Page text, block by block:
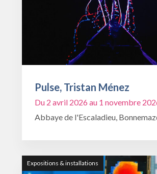
Pulse, Tristan Ménez
Du 2 avril 2026 au 1 novembre
Abbaye de l'Escaladieu,
Expositions & installations